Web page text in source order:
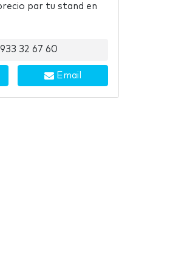
par tu stand en
32 67 60
Email